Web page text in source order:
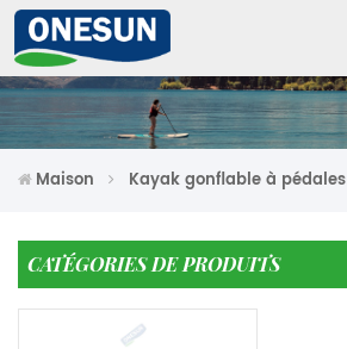
Maison Kayak gonflable à pédales
CATÉGORIES DE PRODUITS